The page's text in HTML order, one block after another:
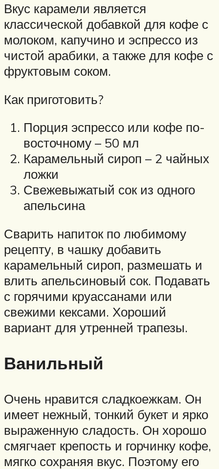
Вкус карамели является
классической добавкой для кофе с
молоком, капучино и эспрессо из
чистой арабики, а также для кофе с
фруктовым соком.
Как приготовить?
Порция эспрессо или кофе по-
восточному – 50 мл
Карамельный сироп – 2 чайных
ложки
Свежевыжатый сок из одного
апельсина
Сварить напиток по любимому
рецепту, в чашку добавить
карамельный сироп, размешать и
влить апельсиновый сок. Подавать
с горячими круассанами или
свежими кексами. Хороший
вариант для утренней трапезы.
Ванильный
Очень нравится сладкоежкам. Он
имеет нежный, тонкий букет и ярко
выраженную сладость. Он хорошо
смягчает крепость и горчинку кофе,
мягко сохраняя вкус. Поэтому его